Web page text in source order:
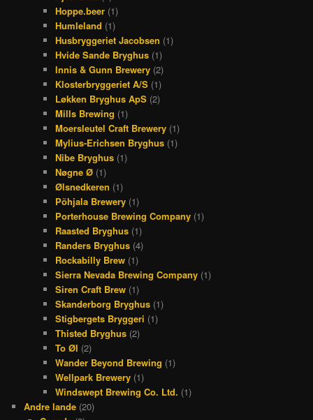
Hoppe.beer (1)
Humleland (1)
Husbryggeriet Jacobsen (1)
Hvide Sande Bryghus (1)
Innis & Gunn Brewery (2)
Klosterbryggeriet A/S (1)
Løkken Bryghus ApS (2)
Mills Brewing (1)
Moersleutel Craft Brewery (1)
Mylius-Erichsen Bryghus (1)
Nibe Bryghus (1)
Nøgne Ø (1)
Ølsnedkeren (1)
Põhjala Brewery (1)
Porterhouse Brewing Company (1)
Raasted Bryghus (1)
Randers Bryghus (4)
Rockabilly Brew (1)
Sierra Nevada Brewing Company (1)
Siren Craft Brew (1)
Skanderborg Bryghus (1)
Stigbergets Bryggeri (1)
Thisted Bryghus (2)
To Øl (2)
Wander Beyond Brewing (1)
Wellpark Brewery (1)
Windswept Brewing Co. Ltd. (1)
Andre lande (20)